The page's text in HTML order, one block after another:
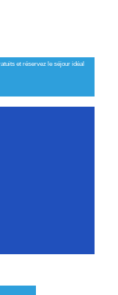
et réservez le séjour idéal